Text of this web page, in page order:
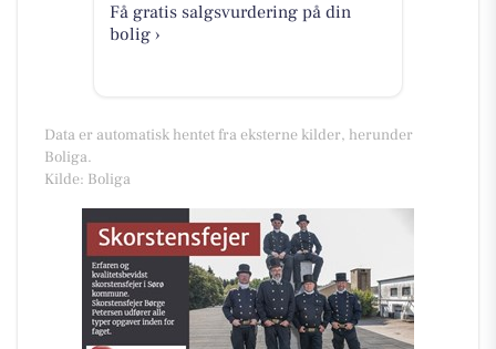
Få gratis salgsvurdering på din
bolig ›
Data er automatisk hentet fra eksterne kilder, herunder
Boliga.
Kilde: Boliga